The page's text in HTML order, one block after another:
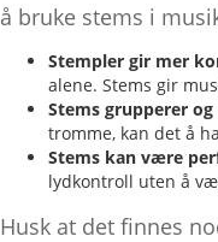
å bruke stems i
Stempler gir mer
alene. Stems gir
Stems grupperer
tromme, kan det å
Stems kan være
lydkontroll uten å
Husk at det finnes